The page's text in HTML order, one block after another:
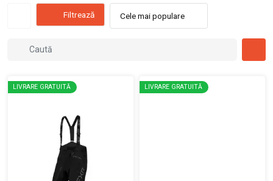
Filtrează Cele mai populare
LIVRARE GRATUITĂ LIVRARE GRATUITĂ